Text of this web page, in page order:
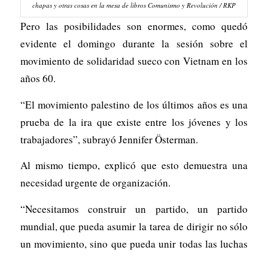
chapas y otras cosas en la mesa de libros Comunismo y Revolución / RKP
Pero las posibilidades son enormes, como quedó
evidente el domingo durante la sesión sobre el
movimiento de solidaridad sueco con Vietnam en los
años 60.
“El movimiento palestino de los últimos años es una
prueba de la ira que existe entre los jóvenes y los
trabajadores”, subrayó Jennifer Österman.
Al mismo tiempo, explicó que esto demuestra una
necesidad urgente de organización.
“Necesitamos construir un partido, un partido
mundial, que pueda asumir la tarea de dirigir no sólo
un movimiento, sino que pueda unir todas las luchas